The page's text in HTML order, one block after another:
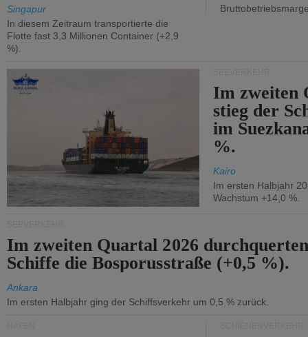
Singapur
In diesem Zeitraum transportierte die
Flotte fast 3,3 Millionen Container (+2,9
%).
Im zweiten
stieg der
im
%.
Kairo
Im ersten Halbjahr
Wachstum +14,0 %.
Im zweiten Quartal 2026
Schiffe die Bosporusstraße (+0,5 %).
Ankara
Im ersten Halbjahr ging der Schiffsverkehr um 0,5 % zurück.